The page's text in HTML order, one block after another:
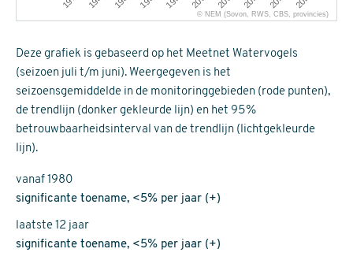
© NEM (Sovon, RWS, CBS, provincies)
Deze grafiek is gebaseerd op het Meetnet Watervogels
(seizoen juli t/m juni). Weergegeven is het
seizoensgemiddelde in de monitoringgebieden (rode punten),
de trendlijn (donker gekleurde lijn) en het 95%
betrouwbaarheidsinterval van de trendlijn (lichtgekleurde
lijn).
vanaf 1980
significante toename, <5% per jaar (+)
laatste 12 jaar
significante toename, <5% per jaar (+)